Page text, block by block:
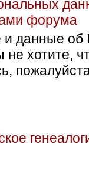
форума
и данные об
не хотите,